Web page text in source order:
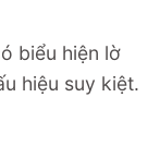
biểu hiện lờ
hiệu suy kiệt.